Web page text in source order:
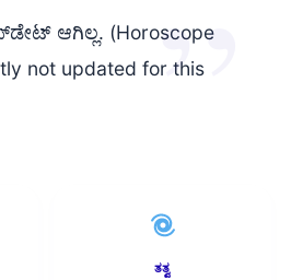
ಆಗಿಲ್ಲ. (Horoscope
not updated for this
ತತ್ವ